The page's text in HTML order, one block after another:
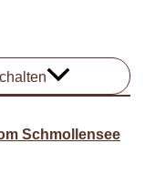
Schmollensee